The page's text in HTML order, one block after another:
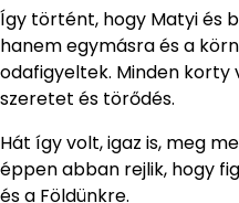
Így történt, hogy Matyi és
hanem egymásra és a
odafigyeltek. Minden
szeretet és törődés.
Hát így volt, igaz is, meg
éppen abban rejlik, hogy
és a Földünkre.